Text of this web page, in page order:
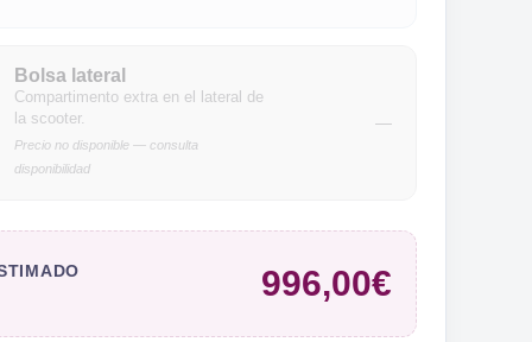
Bolsa lateral
Compartimento extra en el lateral de
la scooter.
Precio no disponible — consulta
disponibilidad
—
996,00€